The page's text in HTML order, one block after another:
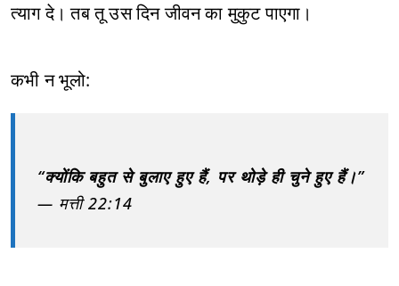
त्याग दे। तब तू उस दिन जीवन का मुकुट पाएगा।
कभी न भूलो:
“क्योंकि बहुत से बुलाए हुए हैं, पर थोड़े ही चुने हुए हैं।”
— मत्ती 22:14